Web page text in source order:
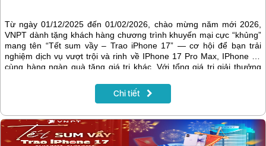
Từ ngày 01/12/2025 đến 01/02/2026, chào mừng năm mới 2026,
VNPT dành tặng khách hàng chương trình khuyến mại cực “khủng”
mang tên “Tết sum vầy – Trao iPhone 17” — cơ hội để bạn trải
nghiệm dịch vụ vượt trội và rinh về IPhone 17 Pro Max, IPhone 17
cùng hàng ngàn quà tặng giá trị khác. Với tổng giá trị giải thưởng
Chi tiết